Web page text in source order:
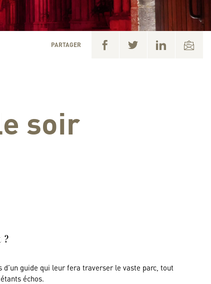
PARTAGER
soir
?
guide qui leur fera traverser le vaste parc, tout
échos.